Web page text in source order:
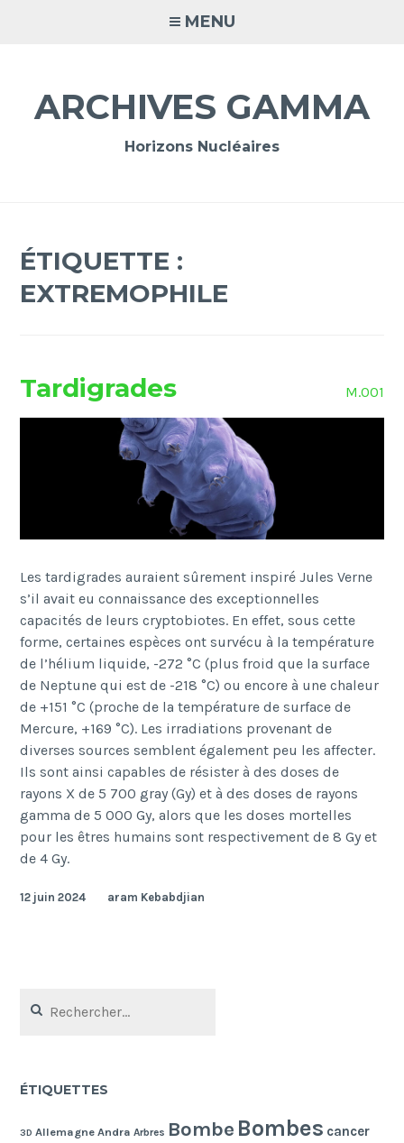
MENU
ARCHIVES GAMMA
Horizons Nucléaires
ÉTIQUETTE :
EXTREMOPHILE
Tardigrades M.001
Les tardigrades auraient sûrement inspiré Jules Verne
s’il avait eu connaissance des exceptionnelles
capacités de leurs cryptobiotes. En effet, sous cette
forme, certaines espèces ont survécu à la température
de l’hélium liquide, -272 °C (plus froid que la surface
de Neptune qui est de -218 °C) ou encore à une chaleur
de +151 °C (proche de la température de surface de
Mercure, +169 °C). Les irradiations provenant de
diverses sources semblent également peu les affecter.
Ils sont ainsi capables de résister à des doses de
rayons X de 5 700gray (Gy) et à des doses de rayons
gamma de 5 000 Gy, alors que les doses mortelles
pour les êtres humains sont respectivement de 8 Gy et
de 4 Gy.
12 juin 2024 aram Kebabdjian
ÉTIQUETTES
3D Allemagne Andra Arbres Bombe Bombes cancer